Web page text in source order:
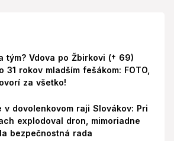
tým? Vdova po Žbirkovi († 69)
31 rokov mladším fešákom: FOTO,
za všetko!
v dovolenkovom raji Slovákov: Pri
explodoval dron, mimoriadne
bezpečnostná rada